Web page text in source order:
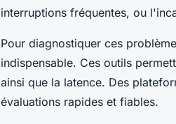
interruptions fréquentes, ou
Pour diagnostiquer ces
indispensable. Ces outils
ainsi que la latence. Des
évaluations rapides et fiables.